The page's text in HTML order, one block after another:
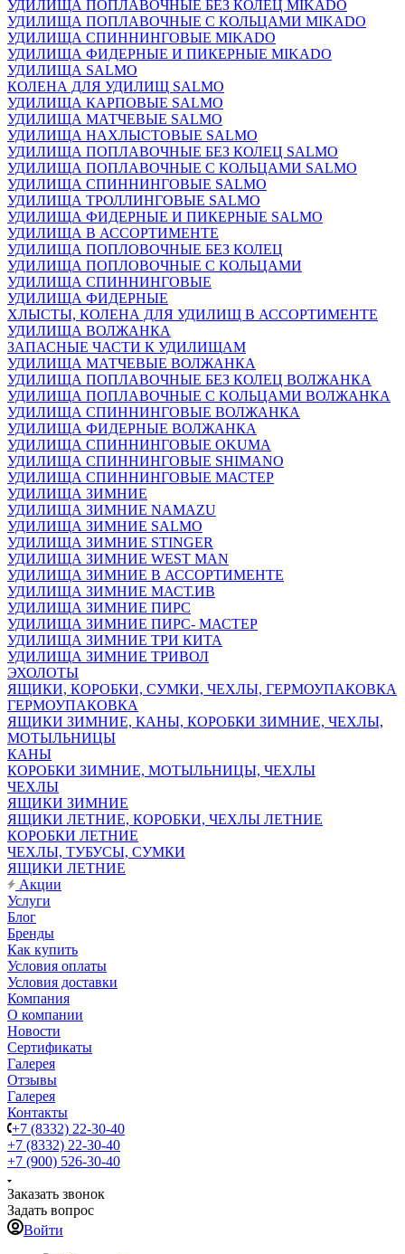
УДИЛИЩА ПОПЛАВОЧНЫЕ БЕЗ КОЛЕЦ MIKADO
УДИЛИЩА ПОПЛАВОЧНЫЕ С КОЛЬЦАМИ MIKADO
УДИЛИЩА СПИННИНГОВЫЕ MIKADO
УДИЛИЩА ФИДЕРНЫЕ И ПИКЕРНЫЕ MIKADO
УДИЛИЩА SALMO
КОЛЕНА ДЛЯ УДИЛИЩ SALMO
УДИЛИЩА КАРПОВЫЕ SALMO
УДИЛИЩА МАТЧЕВЫЕ SALMO
УДИЛИЩА НАХЛЫСТОВЫЕ SALMO
УДИЛИЩА ПОПЛАВОЧНЫЕ БЕЗ КОЛЕЦ SALMO
УДИЛИЩА ПОПЛАВОЧНЫЕ С КОЛЬЦАМИ SALMO
УДИЛИЩА СПИННИНГОВЫЕ SALMO
УДИЛИЩА ТРОЛЛИНГОВЫЕ SALMO
УДИЛИЩА ФИДЕРНЫЕ И ПИКЕРНЫЕ SALMO
УДИЛИЩА В АССОРТИМЕНТЕ
УДИЛИЩА ПОПЛОВОЧНЫЕ БЕЗ КОЛЕЦ
УДИЛИЩА ПОПЛОВОЧНЫЕ С КОЛЬЦАМИ
УДИЛИЩА СПИННИНГОВЫЕ
УДИЛИЩА ФИДЕРНЫЕ
ХЛЫСТЫ, КОЛЕНА ДЛЯ УДИЛИЩ В АССОРТИМЕНТЕ
УДИЛИЩА ВОЛЖАНКА
ЗАПАСНЫЕ ЧАСТИ К УДИЛИЩАМ
УДИЛИЩА МАТЧЕВЫЕ ВОЛЖАНКА
УДИЛИЩА ПОПЛАВОЧНЫЕ БЕЗ КОЛЕЦ ВОЛЖАНКА
УДИЛИЩА ПОПЛАВОЧНЫЕ С КОЛЬЦАМИ ВОЛЖАНКА
УДИЛИЩА СПИННИНГОВЫЕ ВОЛЖАНКА
УДИЛИЩА ФИДЕРНЫЕ ВОЛЖАНКА
УДИЛИЩА СПИННИНГОВЫЕ OKUMA
УДИЛИЩА СПИННИНГОВЫЕ SHIMANO
УДИЛИЩА СПИННИНГОВЫЕ МАСТЕР
УДИЛИЩА ЗИМНИЕ
УДИЛИЩА ЗИМНИЕ NAMAZU
УДИЛИЩА ЗИМНИЕ SALMO
УДИЛИЩА ЗИМНИЕ STINGER
УДИЛИЩА ЗИМНИЕ WEST MAN
УДИЛИЩА ЗИМНИЕ В АССОРТИМЕНТЕ
УДИЛИЩА ЗИМНИЕ МАСТ.ИВ
УДИЛИЩА ЗИМНИЕ ПИРС
УДИЛИЩА ЗИМНИЕ ПИРС- МАСТЕР
УДИЛИЩА ЗИМНИЕ ТРИ КИТА
УДИЛИЩА ЗИМНИЕ ТРИВОЛ
ЭХОЛОТЫ
ЯЩИКИ, КОРОБКИ, СУМКИ, ЧЕХЛЫ, ГЕРМОУПАКОВКА
ГЕРМОУПАКОВКА
ЯЩИКИ ЗИМНИЕ, КАНЫ, КОРОБКИ ЗИМНИЕ, ЧЕХЛЫ,
МОТЫЛЬНИЦЫ
КАНЫ
КОРОБКИ ЗИМНИЕ, МОТЫЛЬНИЦЫ, ЧЕХЛЫ
ЧЕХЛЫ
ЯЩИКИ ЗИМНИЕ
ЯЩИКИ ЛЕТНИЕ, КОРОБКИ, ЧЕХЛЫ ЛЕТНИЕ
КОРОБКИ ЛЕТНИЕ
ЧЕХЛЫ, ТУБУСЫ, СУМКИ
ЯЩИКИ ЛЕТНИЕ
Акции
Услуги
Блог
Бренды
Как купить
Условия оплаты
Условия доставки
Компания
О компании
Новости
Сертификаты
Галерея
Отзывы
Галерея
Контакты
+7 (8332) 22-30-40
+7 (8332) 22-30-40
+7 (900) 526-30-40
Заказать звонок
Задать вопрос
Войти